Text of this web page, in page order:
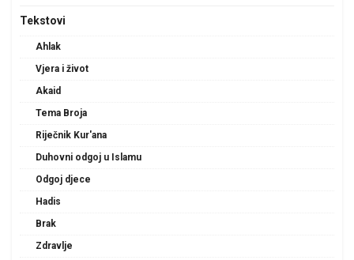
Tekstovi
Ahlak
Vjera i život
Akaid
Tema Broja
Riječnik Kur'ana
Duhovni odgoj u Islamu
Odgoj djece
Hadis
Brak
Zdravlje